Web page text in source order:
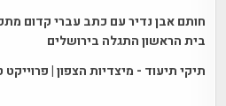
חותם אבן נדיר עם כתב עברי קדום
בית הראשון התגלה בירושלים
תיקי תיעוד - מיצדיות הצפון | פרוייקט